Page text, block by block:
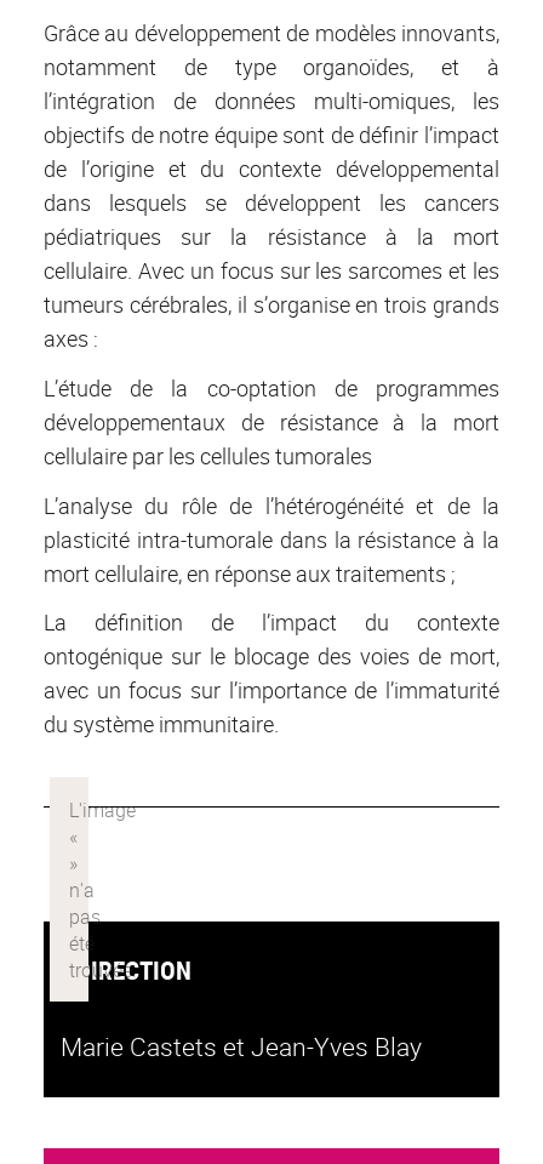
Grâce au développement de modèles innovants,
notamment de type organoïdes, et à
l’intégration de données multi-omiques, les
objectifs de notre équipe sont de définir l’impact
de l’origine et du contexte développemental
dans lesquels se développent les cancers
pédiatriques sur la résistance à la mort
cellulaire. Avec un focus sur les sarcomes et les
tumeurs cérébrales, il s’organise en trois grands
axes :
L’étude de la co-optation de programmes
développementaux de résistance à la mort
cellulaire par les cellules tumorales
L’analyse du rôle de l’hétérogénéité et de la
plasticité intra-tumorale dans la résistance à la
mort cellulaire, en réponse aux traitements ;
La définition de l’impact du contexte
ontogénique sur le blocage des voies de mort,
avec un focus sur l’importance de l’immaturité
du système immunitaire.
DIRECTION
Marie Castets et Jean-Yves Blay